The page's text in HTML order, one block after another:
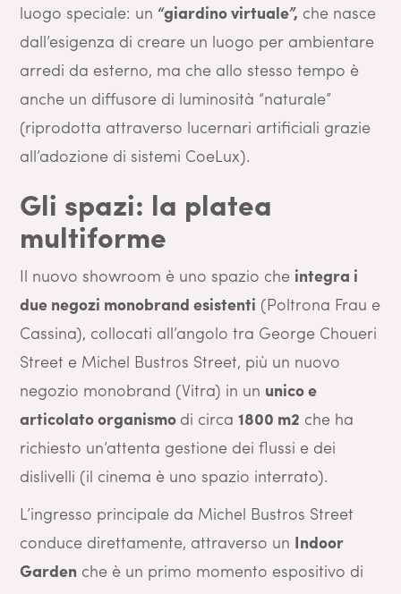
luogo speciale: un “giardino virtuale”, che nasce
dall’esigenza di creare un luogo per ambientare
arredi da esterno, ma che allo stesso tempo è
anche un diffusore di luminosità “naturale”
(riprodotta attraverso lucernari artificiali grazie
all’adozione di sistemi CoeLux).
Gli spazi: la platea
multiforme
Il nuovo showroom è uno spazio che integra i
due negozi monobrand esistenti (Poltrona Frau e
Cassina), collocati all’angolo tra George Choueri
Street e Michel Bustros Street, più un nuovo
negozio monobrand (Vitra) in un unico e
articolato organismo di circa 1800 m2 che ha
richiesto un’attenta gestione dei flussi e dei
dislivelli (il cinema è uno spazio interrato).
L’ingresso principale da Michel Bustros Street
conduce direttamente, attraverso un Indoor
Gardenche è un primo momento espositivo di